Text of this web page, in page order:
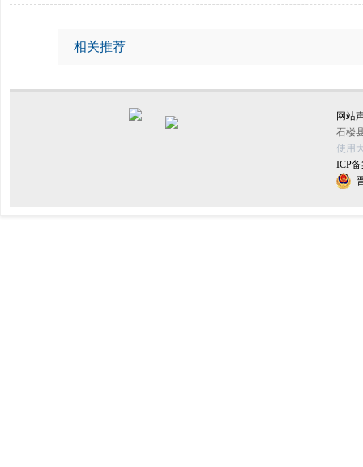
相关推荐
网站
石楼
使用
ICP